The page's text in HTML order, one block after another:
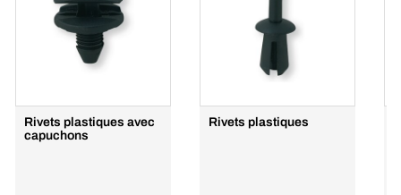
Rivets plastiques avec
capuchons
Rivets plastiques